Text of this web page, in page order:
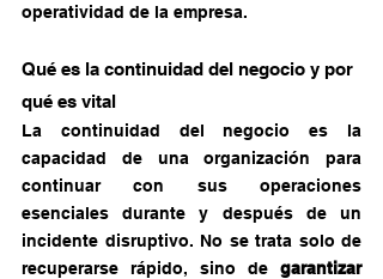
operatividad de la empresa.
Qué es la continuidad del negocio y por
qué es vital
La continuidad del negocio es la
capacidad de una organización para
continuar con sus operaciones
esenciales durante y después de un
incidente disruptivo. No se trata solo de
recuperarse rápido, sino de garantizar